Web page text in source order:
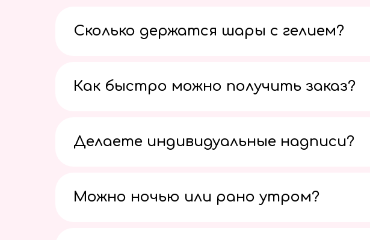
Сколько держатся шары с гелием?
Как быстро можно получить заказ?
Делаете индивидуальные надписи?
Можно ночью или рано утром?